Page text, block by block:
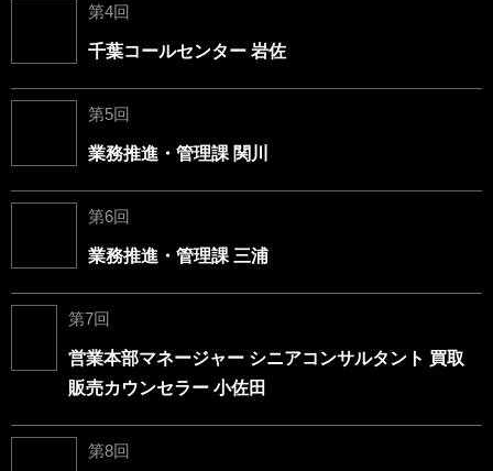
第4回
千葉コールセンター 岩佐
第5回
業務推進・管理課 関川
第6回
業務推進・管理課 三浦
第7回
営業本部マネージャー シニアコンサルタント 買取
販売カウンセラー 小佐田
第8回